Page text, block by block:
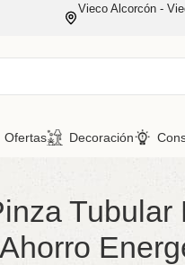
Vieco Alcorcón -
Ofertas Decoración